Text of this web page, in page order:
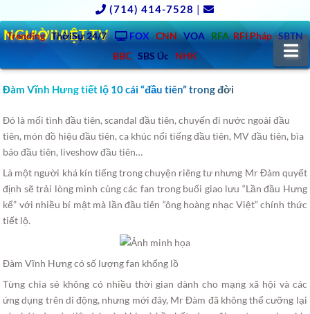
(714) 414-7528 |
Trending ThờiSự 24/7 FOX CNN VOA RFA RFI Pháp SBTN
BBC SBS Úc NHK
NGƯỜIVIỆT.TV
Đàm Vĩnh Hưng tiết lộ 10 cái “đầu tiên” trong đời
Đó là mối tình đầu tiên, scandal đầu tiên, chuyến đi nước ngoài đầu
tiên, món đồ hiệu đầu tiên, ca khúc nổi tiếng đầu tiên, MV đầu tiên, bìa
báo đầu tiên, liveshow đầu tiên…
Là một người khá kín tiếng trong chuyện riêng tư nhưng Mr Đàm quyết
định sẽ trải lòng mình cùng các fan trong buổi giao lưu “Lần đầu Hưng
kể” với nhiều bí mật mà lần đầu tiên “ông hoàng nhạc Việt” chính thức
tiết lộ.
Đàm Vĩnh Hưng có số lượng fan khổng lồ
Từng chia sẻ không có nhiều thời gian dành cho mạng xã hội và các
ứng dụng trên di động, nhưng mới đây, Mr Đàm đã không thể cưỡng lại